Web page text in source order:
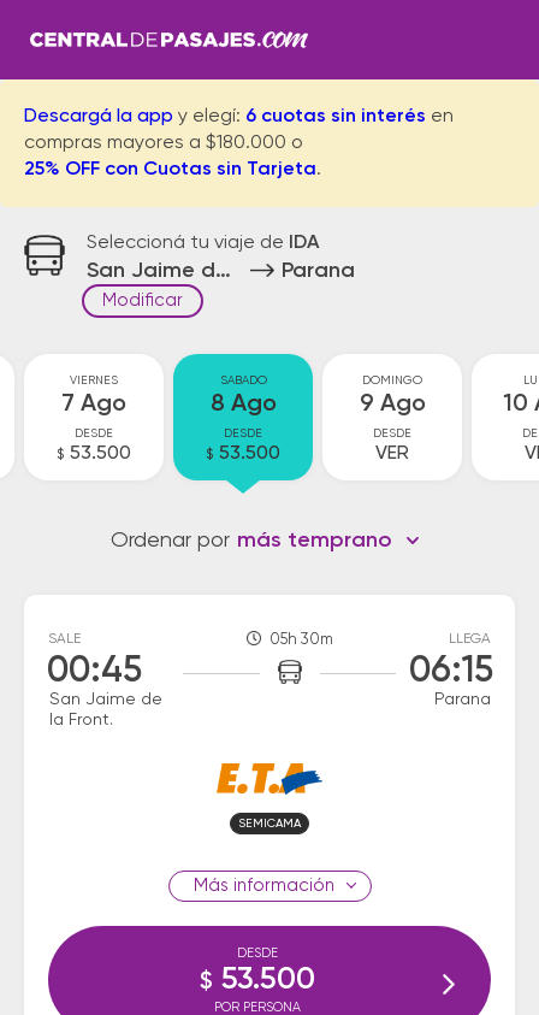
Descargá la app y elegí: 6 cuotas sin interés en
compras mayores a $180.000 o
25% OFF con Cuotas sin Tarjeta.
Seleccioná tu viaje de IDA
San Jaime de la Front. Parana
Modificar
VIERNES
7 Ago
DESDE
$ 53.500
SABADO
8 Ago
DESDE
$ 53.500
DOMINGO
9 Ago
DESDE
VER
10
Ordenar por más temprano
SALE
00:45
San Jaime de
la Front.
05h 30m LLEGA
06:15
Parana
SEMICAMA
información
DESDE
$ 53.500
POR PERSONA